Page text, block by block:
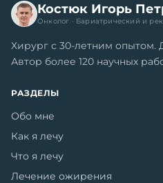
Костюк Игорь
Онколог · Бариатрический и
Хирург с 30-летним опытом.
Автор более 120 научных
РАЗДЕЛЫ
Обо мне
Как я лечу
Что я лечу
Лечение ожирения